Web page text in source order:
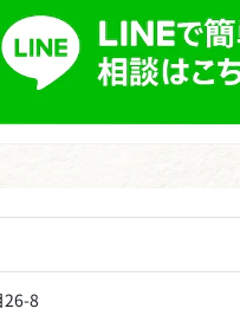
26-8